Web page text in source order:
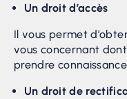
Un droit d’accès
Il vous permet
vous concernant
prendre
Un droit de